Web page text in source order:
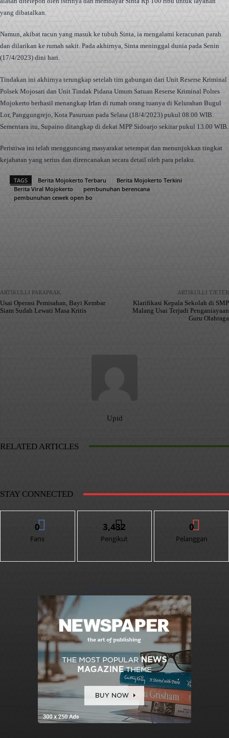
yang dibatalkan.
Namun, akibat racun yang masuk ke tubuh Sinta, ia mengalami keracunan parah
dan dilarikan ke rumah sakit. Pada akhirnya, Sinta meninggal dunia pada Senin
(17/4/2023) dini hari.
Tindakan ini akhirnya terungkap setelah tim gabungan dari Unit Reserse Kriminal
Polsek Mojosari dan Unit Tindak Pidana Umum Satuan Reserse Kriminal Polres
Mojokerto berhasil menangkap Irfan di rumah orang tuanya di Kelurahan Bugul
Lor, Panggungrejo, Kota Pasuruan pada Selasa (18/4/2023) pukul 08.00 WIB.
Sementara itu, Supaino ditangkap di dekat MPP Sidoarjo sekitar pukul 13.00 WIB.
Peristiwa ini telah mengguncang masyarakat setempat dan menunjukkan tingkat
kejahatan yang serius dan direncanakan secara detail oleh para pelaku.
TAGS Berita Mojokerto Terbaru
Berita Mojokerto Terkini
Berita Viral Mojokerto
pembunuhan berencana
pembunuhan cewek open bo
ARTIKULLI PARAPRAK
Usai Operasi Pemisahan, Bayi Kembar
Siam Sudah Lewati Masa Kritis
ARTIKULLI TJETËR
Klarifikasi Kepala Sekolah di SMP
Malang Usai Terjadi Penganiayaan
Guru Olahraga
Upid
RELATED ARTICLES
STAY CONNECTED
0
Fans
3,432
Pengikut
0
Pelanggan